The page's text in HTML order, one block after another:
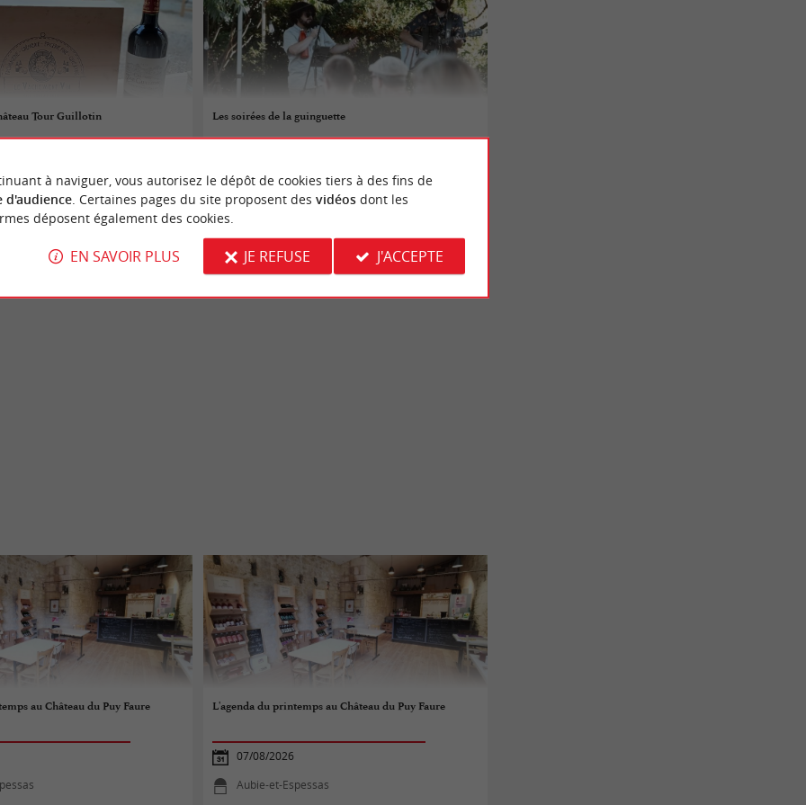
Tour Guillotin
& Dégustations
Les soirées de la guinguette
Gajac
au Château du Puy Faure L'agenda du printemps au Château du Puy Faure
07/08/2026
Aubie-et-Espessas
à naviguer, vous autorisez le dépôt de cookies tiers à des fins de
d'audience. Certaines pages du site proposent des vidéosdont les
déposent également des cookies.
EN SAVOIR PLUS JE REFUSE J'ACCEPTE